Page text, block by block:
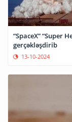
“SpaceX” “Super
gerçəkləşdirib
13-10-2024